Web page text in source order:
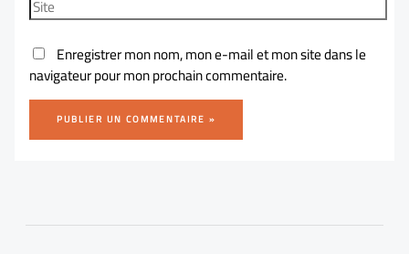
Enregistrer mon nom, mon e-mail et mon site dans le
navigateur pour mon prochain commentaire.